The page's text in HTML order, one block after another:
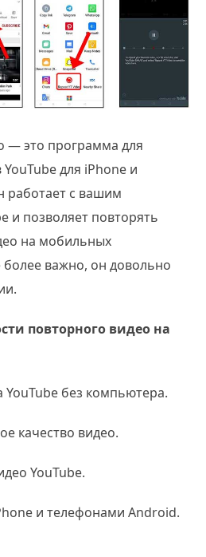
— это программа для
для iPhone и
работает с вашим
и позволяет повторять
на мобильных
более важно, он довольно
повторного видео на
YouTube без компьютера.
качество видео.
YouTube.
и телефонами Android.